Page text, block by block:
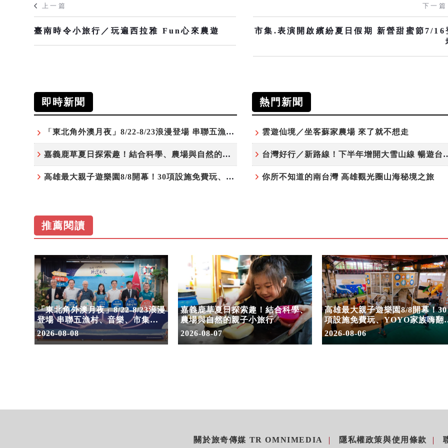
上一篇
臺南時令小旅行／玩遍西拉雅 Fun心來農遊
下一篇
市集.表演開啟繽紛夏日假期 新營甜蜜節7/16
即時新聞
「東北角外澳月夜」8/22-8/23浪漫登場 串聯五漁村、音樂、市集、火舞與慢旅共度夏夜
嘉義鹿草夏日探索趣！結合科學、農場與自然的親子小旅行
高雄最大親子遊樂園8/8開幕！30項設施免費玩、YOYO家族嗨翻暑假
熱門新聞
雲遊仙境／坐客蘇家農場 來了就不想走
台灣好行／新路線！下
你所不知道的南台灣 高雄觀光圈山海秘境之旅
推薦閱讀
「東北角外澳月夜」8/22-8/23浪漫
登場 串聯五漁村、音樂、市集、
火舞與慢旅共度夏夜
2026-08-08
嘉義鹿草夏日探索趣！結合科學、
農場與自然的親子小旅行
2026-08-07
高雄最大親子遊樂園8/8開幕！30
項設施免費玩、YOYO家族嗨翻
假
2026-08-06
關於旅奇傳媒 TR OMNIMEDIA 隱私權政策與使用條款